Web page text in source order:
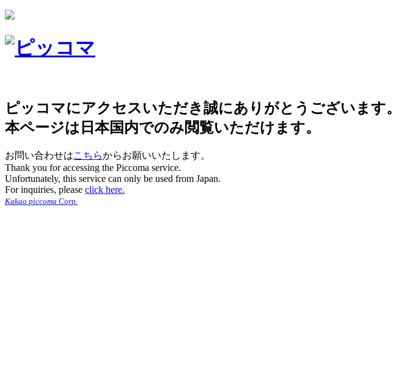
ピッコマにアクセスいただき誠にありがとうございます。
本ページは日本国内でのみ閲覧いただけます。
お問い合わせはこちらからお願いいたします。
Thank you for accessing the Piccoma service.
Unfortunately, this service can only be used from Japan.
For inquiries, please click here.
Kakao piccoma Corp.